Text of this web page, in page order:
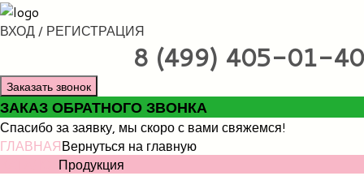
ВХОД / РЕГИСТРАЦИЯ
8 (499) 405-01-40
Заказать звонок
ЗАКАЗ ОБРАТНОГО ЗВОНКА
Спасибо за заявку, мы скоро с вами свяжемся!
ГЛАВНАЯВернуться на главную
Продукция